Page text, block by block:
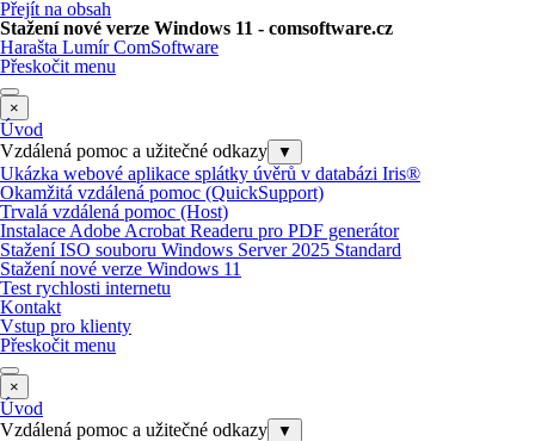
Přejít na obsah
Stažení nové verze Windows 11 - comsoftware.cz
Harašta Lumír ComSoftware
Přeskočit menu
×
Úvod
Vzdálená pomoc a užitečné odkazy
▼
Ukázka webové aplikace splátky úvěrů v databázi Iris®
Okamžitá vzdálená pomoc (QuickSupport)
Trvalá vzdálená pomoc (Host)
Instalace Adobe Acrobat Readeru pro PDF generátor
Stažení ISO souboru Windows Server 2025 Standard
Stažení nové verze Windows 11
Test rychlosti internetu
Kontakt
Vstup pro klienty
Přeskočit menu
×
Úvod
Vzdálená pomoc a užitečné odkazy
▼